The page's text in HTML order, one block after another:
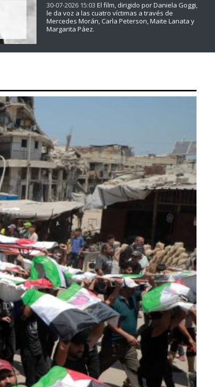
30-07-2026 15:03 El film, dirigido por Daniela Goggi,
le da voz a las cuatro víctimas a través de
Mercedes Morán, Carla Peterson, Maite Lanata y
Margarita Páez.
Next